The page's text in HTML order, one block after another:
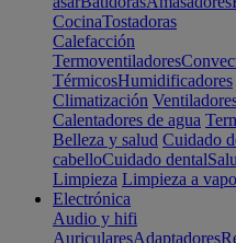
CocinaTostadoras
Calefacción
Termoventiladores
TérmicosHumidificadores
Climatización
Calentadores de agua
Belleza y salud Cuidado
cabelloCuidado dental
Limpieza Limpieza a
Electrónica
Audio y hifi
AuricularesAdaptadores